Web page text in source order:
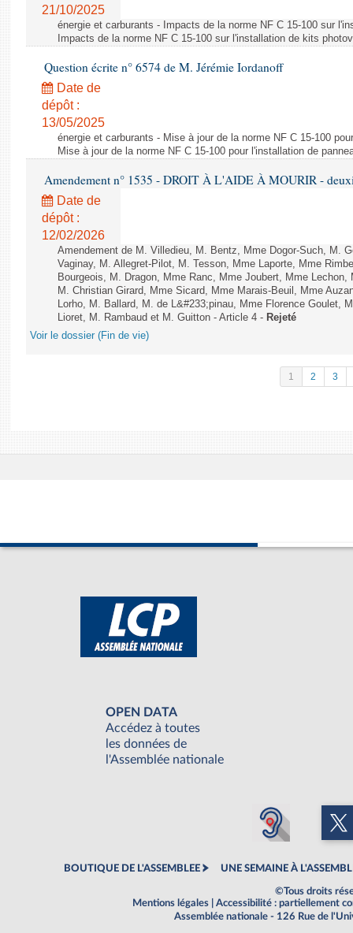
21/10/2025
énergie et carburants - Impacts de la norme NF C 15-100 sur
Impacts de la norme NF C 15-100 sur l'installation de kits
Question écrite n° 6574 de M. Jérémie Iordanoff
Date de
dépôt :
13/05/2025
énergie et carburants - Mise à jour de la norme NF C 15-100
Mise à jour de la norme NF C 15-100 pour l'installation de
Amendement n° 1535 - DROIT À L'AIDE À MOURIR -
Date de
dépôt :
12/02/2026
Amendement de M. Villedieu, M. Bentz, Mme Dogor-Such, M.
Vaginay, M. Allegret-Pilot, M. Tesson, Mme Laporte, Mme
Bourgeois, M. Dragon, Mme Ranc, Mme Joubert, Mme
M. Christian Girard, Mme Sicard, Mme Marais-Beuil, Mme
Lorho, M. Ballard, M. de L&#233;pinau, Mme Florence Goulet,
Lioret, M. Rambaud et M. Guitton - Article 4 - Rejeté
Voir le dossier (Fin de vie)
1 2 3
OPEN DATA
Accédez à toutes
les données de
l'Assemblée nationale
BOUTIQUE DE L'ASSEMBLEE UNE SEMAINE À
©Tous droits
Mentions légales
Accessibilité : partiellement
Assemblée nationale - 126 Rue de